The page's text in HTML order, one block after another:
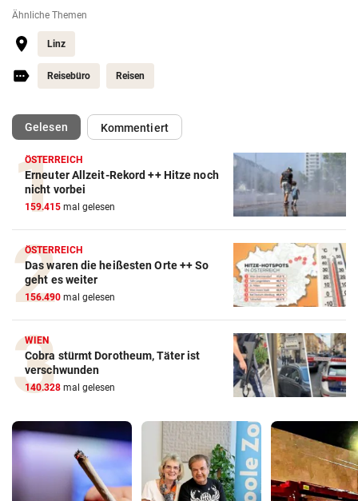
Ähnliche Themen
Linz
Reisebüro Reisen
Gelesen(ausgewählt)Kommentiert
ÖSTERREICH
Erneuter Allzeit-Rekord ++ Hitze noch
nicht vorbei
159.415 mal gelesen
ÖSTERREICH
Das waren die heißesten Orte ++ So
geht es weiter
156.490 mal gelesen
WIEN
Cobra stürmt Dorotheum, Täter ist
verschwunden
140.328 mal gelesen